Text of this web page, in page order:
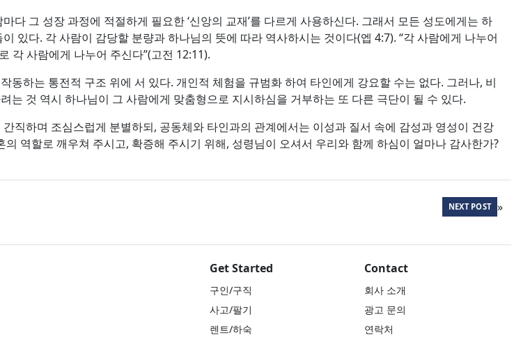
다 그 성장 과정에 적절하게 필요한 ‘신앙의 교재’를 다르게 사용하신다. 그래서 모든 성도에게는 하
있다. 각 사람이 감당할 분량과 하나님의 뜻에 따라 역사하시는 것이다(엡 4:7). “각 사람에게 나누어
각 사람에게 나누어 주신다”(고전 12:11).
동하는 통전적 구조 위에 서 있다. 개인적 체험을 규범화 하여 타인에게 강요할 수는 없다. 그러나, 비
는 것 역시 하나님이 그 사람에게 맞춤형으로 지시하심을 거부하는 또 다른 극단이 될 수 있다.
직하며 조심스럽게 분별하되, 공동체와 타인과의 관계에서는 이성과 질서 속에 감성과 영성이 건강
역할로 깨우쳐 주시고, 확증해 주시기 위해, 성령님이 오셔서 우리와 함께 하심이 얼마나 감사한가?
NEXT POST »
Get Started
구인/구직
사고/팔기
렌트/하숙
Contact
회사 소개
광고 문의
연락처